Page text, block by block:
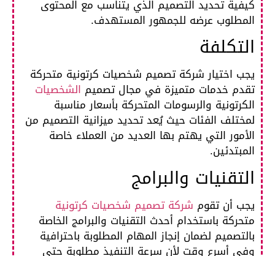
كيفية تحديد التصميم الذي يتناسب مع المحتوى
المطلوب عرضه للجمهور المستهدف.
التكلفة
يجب اختيار شركة تصميم شخصيات كرتونية متحركة
تقدم خدمات متميزة في مجال تصميمالشخصيات
الكرتونية والرسومات المتحركة بأسعار مناسبة
لمختلف الفئات حيث يُعد تحديد ميزانية التصميم من
الأمور التي يهتم بها العديد من العملاء خاصة
المبتدئين.
التقنيات والبرامج
يجب أن تقومشركة تصميم شخصيات كرتونية
متحركة باستخدام أحدث التقنيات والبرامج الخاصة
بالتصميم لضمان إنجاز المهام المطلوبة باحترافية
وفي أسرع وقت لأن سرعة التنفيذ مطلوبة حتى